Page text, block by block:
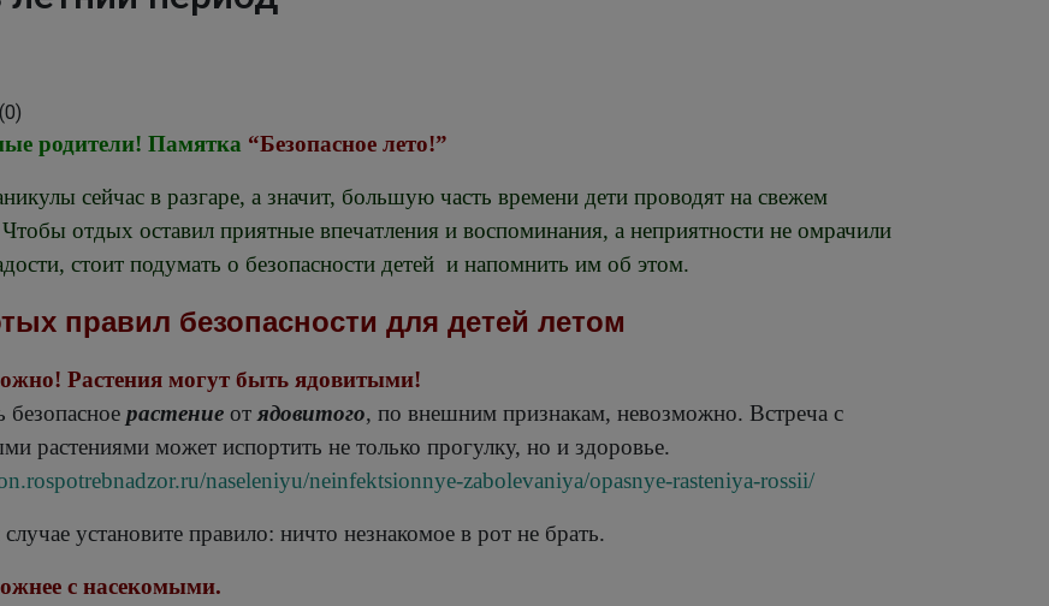
(0)
родители! Памятка “Безопасное лето!”
сейчас в разгаре, а значит, большую часть времени дети проводят на свежем
отдых оставил приятные впечатления и воспоминания, а неприятности не омрачили
стоит подумать о безопасности детей и напомнить им об этом.
правил безопасности для детей летом
Растения могут быть ядовитыми!
безопасное растение от ядовитого, по внешним признакам, невозможно. Встреча с
растениями может испортить не только прогулку, но и здоровье.
naseleniyu/neinfektsionnye-zabolevaniya/opasnye-rasteniya-rossii/
установите правило: ничто незнакомое в рот не брать.
с насекомыми.